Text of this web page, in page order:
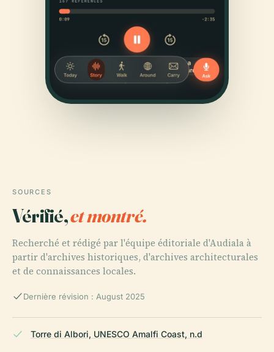
SOURCES
Vérifié,et montré.
Recherché et rédigé par l'équipe éditoriale d'Audiala à
partir d'archives historiques, d'archives architecturales
et de connaissances locales.
Dernière révision : August 2025
Torre di Albori, UNESCO Amalfi Coast, n.d